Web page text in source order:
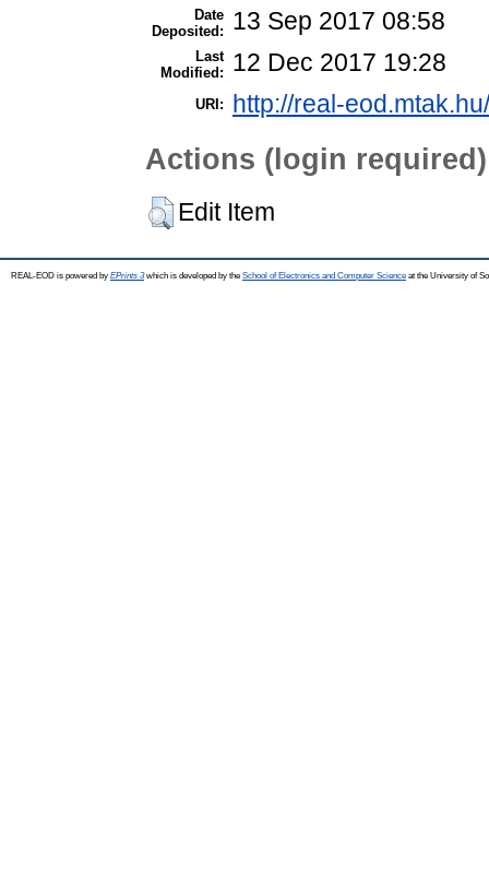
Date
Deposited:
13 Sep 2017 08:58
Last
Modified:
12 Dec 2017 19:28
URI: http://real-
Actions (login required)
Edit Item
REAL-EOD is powered by EPrints 3which is developed by the School of Electronics and Computer Science at the University of